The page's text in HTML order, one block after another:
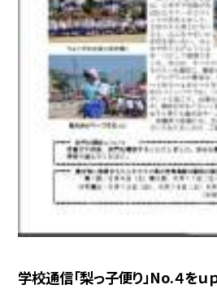
学校通信「梨っ子便り」No.４をｕ